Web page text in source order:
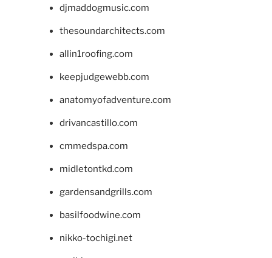
djmaddogmusic.com
thesoundarchitects.com
allin1roofing.com
keepjudgewebb.com
anatomyofadventure.com
drivancastillo.com
cmmedspa.com
midletontkd.com
gardensandgrills.com
basilfoodwine.com
nikko-tochigi.net